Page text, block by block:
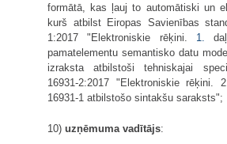
formātā, kas ļauj to automātiski un
kurš atbilst Eiropas Savienības
1:2017 "Elektroniskie rēķini. 1.
pamatelementu semantisko datu
izraksta atbilstoši tehniskajai
16931-2:2017 "Elektroniskie rēķini.
16931-1 atbilstošo sintakšu saraksts";
10) uzņēmuma vadītājs: